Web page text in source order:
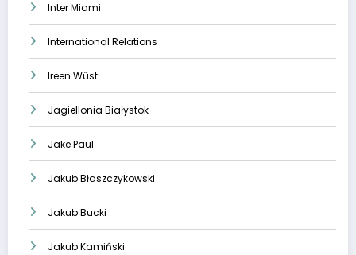
Inter Miami
International Relations
Ireen Wüst
Jagiellonia Białystok
Jake Paul
Jakub Błaszczykowski
Jakub Bucki
Jakub Kamiński